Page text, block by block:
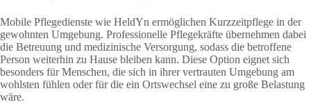
Mobile Pflegedienste wie HeldYn ermöglichen Kurzzeitpflege in der
gewohnten Umgebung. Professionelle Pflegekräfte übernehmen dabei
die Betreuung und medizinische Versorgung, sodass die betroffene
Person weiterhin zu Hause bleiben kann. Diese Option eignet sich
besonders für Menschen, die sich in ihrer vertrauten Umgebung am
wohlsten fühlen oder für die ein Ortswechsel eine zu große Belastung
wäre.